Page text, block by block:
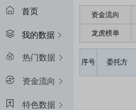
首页
我的数据
热门数据
资金流向
特色数据
资金流向
龙虎榜单
序号 委托方